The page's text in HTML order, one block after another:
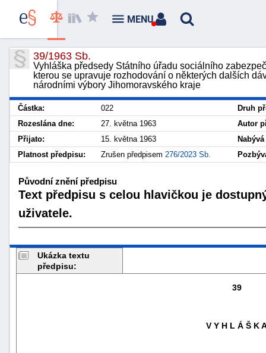
39/1963 Sb.
Vyhláška předsedy Státního úřadu sociálního
kterou se upravuje rozhodování o některých dalších
národními výbory Jihomoravského kraje
Částka: 022
Druh
Rozeslána dne:
27. května 1963
Autor
Přijato:
15. května 1963
Platnost předpisu:
Zrušen předpisem 276/2023 Sb.
Původní znění předpisu
Text předpisu s celou hlavičkou je
uživatele.
Ukázka textu
předpisu:
39
V Y H L Á Š K
MENU